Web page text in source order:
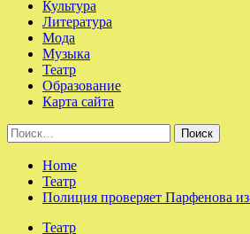
Культура
Литература
Мода
Музыка
Театр
Образование
Карта сайта
Найти:
Home
Театр
Полиция проверяет Парфенова
Театр